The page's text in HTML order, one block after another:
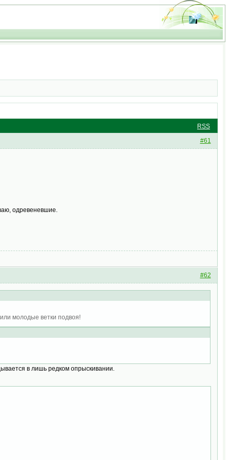
RSS
#61
одревеневшие.
#62
молодые ветки подвоя!
в лишь редком опрыскивании.